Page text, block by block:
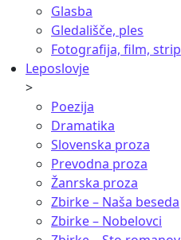
Glasba
Gledališče, ples
Fotografija, film, strip
Leposlovje
>
Poezija
Dramatika
Slovenska proza
Prevodna proza
Žanrska proza
Zbirke – Naša beseda
Zbirke – Nobelovci